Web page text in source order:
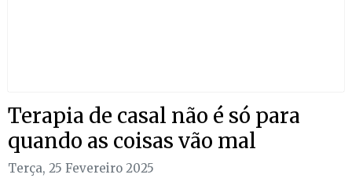
Terapia de casal não é só para
quando as coisas vão mal
Terça, 25 Fevereiro 2025